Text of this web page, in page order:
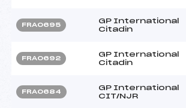
FRA0695
GP International
Citadin
FRA0692
GP International
Citadin
FRA0684
GP International
CIT/NJR